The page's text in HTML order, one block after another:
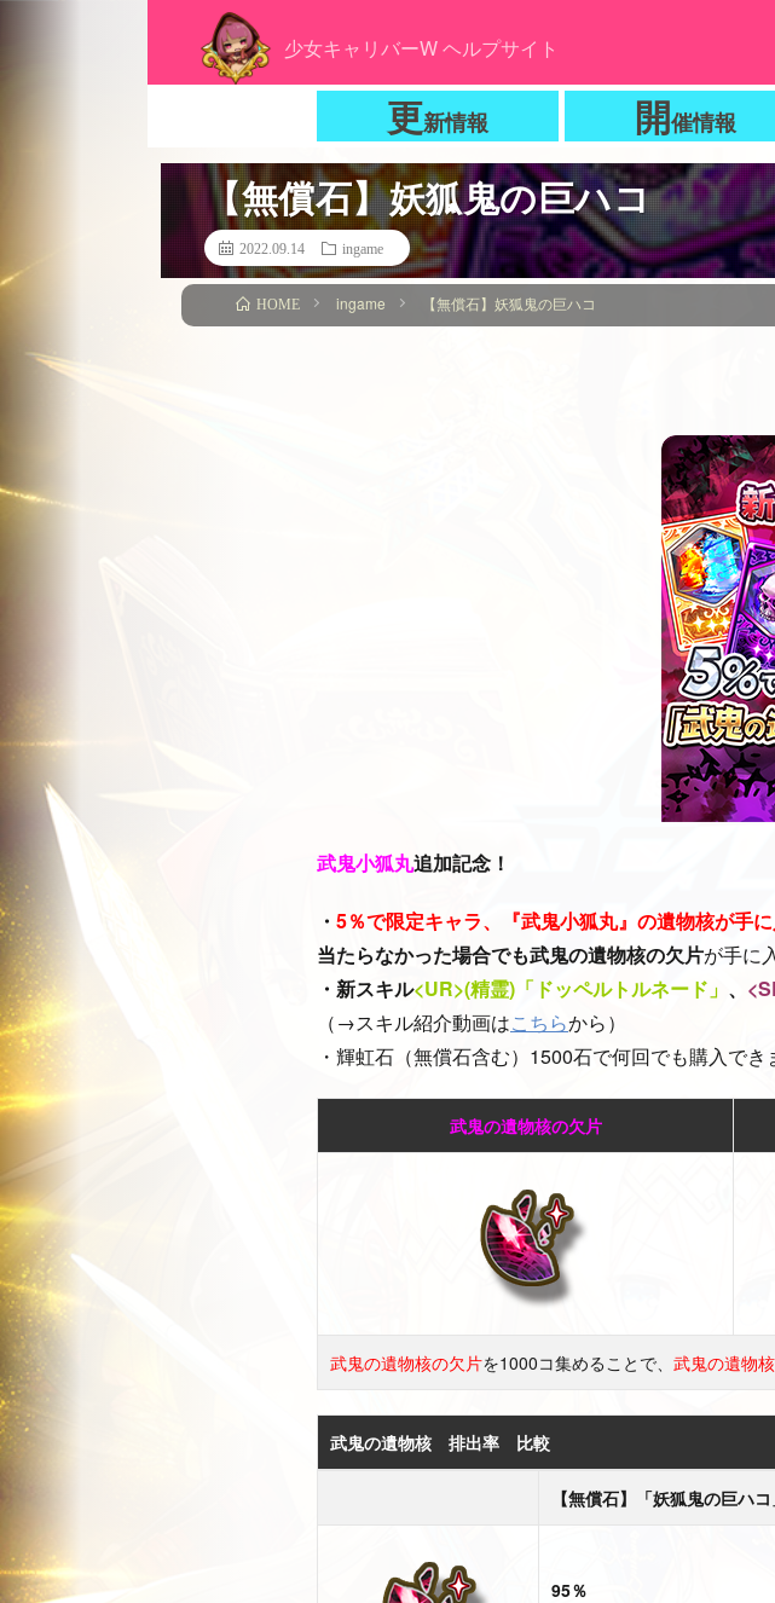
少女キャリバーW ヘルプサイト
更新情報 開催情報
【無償石】妖狐鬼の巨ハコ
2022.09.14 ingame
HOME ingame 【無償石】妖狐鬼の巨ハコ
武鬼小狐丸追加記念！
・ 5％で限定キャラ、『武鬼小狐丸』の遺物核が手
当たらなかった場合でも武鬼の遺物核の欠片が手に
・新スキル<UR>(精霊)「ドッペルトルネード」 、
（→スキル紹介動画はこちらから）
・輝虹石（無償石含む）1500石で何回でも購入でき
武鬼の遺物核の欠片
武鬼の遺物核の欠片を1000コ集めることで、 武鬼の遺物核
武鬼の遺物核 排出率 比較
【無償石】「妖狐鬼の巨ハコ
95％